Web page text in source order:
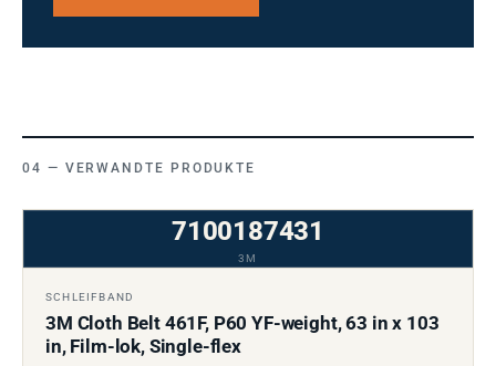
VERWANDTE PRODUKTE
7100187431
3M
SCHLEIFBAND
3M Cloth Belt 461F, P60 YF-weight, 63 in x 103
in, Film-lok, Single-flex